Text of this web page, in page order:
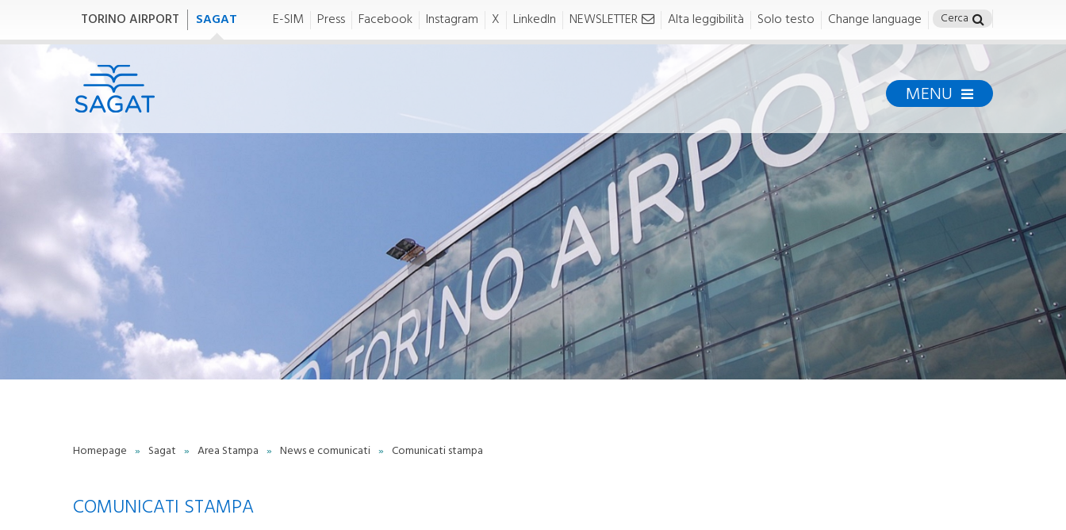
TORINO AIRPORT SAGAT E-SIM Press Facebook Instagram X LinkedIn NEWSLETTER Alta leggibilità Solo testo Change language
MENU
Chi siamo
Chi siamo
GRUPPO SAGAT
SAGAT S.p.A.
SAGAT Handling
Bilancio di Sostenibilità
Governance
Amministrazione
trasparente
Politica Integrata
Torino Green Airport
Lavora con noi
Privacy
Environment
(HSE)
Health Safety Environment
SAFETY
Safety Policy
Certificato di Aeroporto
Safety Management
System
SICUREZZA LAVORO
Business &
Partners
AVIATION
Area riservata
Handling
Traffic Development Policy
Richieste Slot
Diritti e Tariffe
Aviazione generale
Sistema PPR
Permessi e
Formazione
Permessi
DOCUMENTI E PERMESSI
Ufficio Tesseramento
Regole di accesso
Modulistica
Modalità di acquisto e
listino
Homepage » Sagat » Area Stampa » News e comunicati » Comunicati stampa
COMUNICATI STAMPA